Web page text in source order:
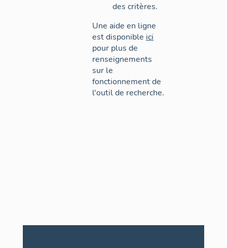
des critères.
Une aide en ligne
est disponible ici
pour plus de
renseignements
sur le
fonctionnement de
l'outil de recherche.